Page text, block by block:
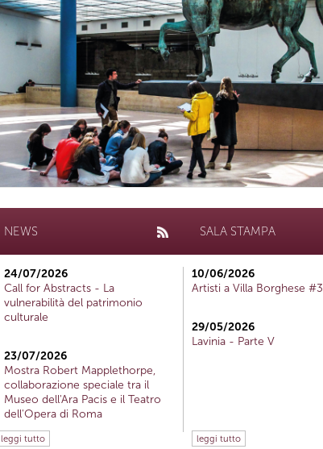
NEWS
24/07/2026
Call for Abstracts - La
vulnerabilità del patrimonio
culturale
23/07/2026
Mostra Robert Mapplethorpe,
collaborazione speciale tra il
Museo dell'Ara Pacis e il Teatro
dell'Opera di Roma
leggi tutto
SALA STAMPA
10/06/2026
Artisti a Villa Borghese #3
29/05/2026
Lavinia - Parte V
leggi tutto